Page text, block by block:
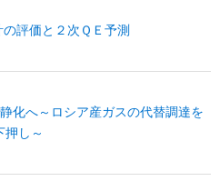
評価と２次ＱＥ予測
化へ～ロシア産ガスの代替調達を
し～